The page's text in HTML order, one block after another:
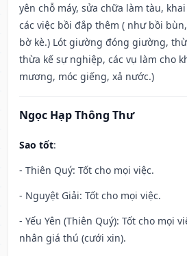
yên chỗ máy, sửa chữa làm tàu,
các việc bồi đắp thêm ( như bồi
bờ kè.) Lót giường đóng giường,
thừa kế sự nghiệp, các vụ làm cho
mương, móc giếng, xả nước.)
Ngọc Hạp Thông Thư
Sao tốt:
- Thiên Quý: Tốt cho mọi việc.
- Nguyệt Giải: Tốt cho mọi việc.
- Yếu Yên (Thiên Quý): Tốt cho mọi
nhân giá thú (cưới xin).